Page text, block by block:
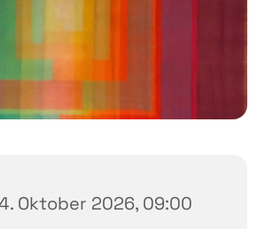
Oktober 2026, 09:00